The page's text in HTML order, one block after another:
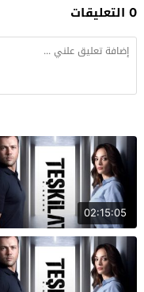
0 التعليقات
02:15:05